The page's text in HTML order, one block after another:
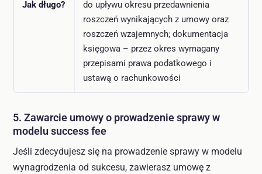
Jak długo?
do upływu okresu przedawnienia
roszczeń wynikających z umowy oraz
roszczeń wzajemnych; dokumentacja
księgowa – przez okres wymagany
przepisami prawa podatkowego i
ustawą o rachunkowości
5. Zawarcie umowy o prowadzenie sprawy w
modelu success fee
Jeśli zdecydujesz się na prowadzenie sprawy w modelu
wynagrodzenia od sukcesu, zawierasz umowę z